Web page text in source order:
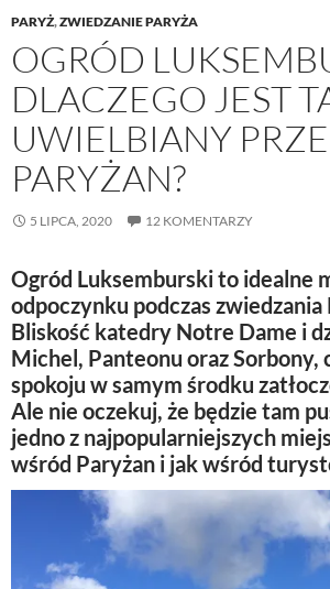
PARYŻ,ZWIEDZANIE PARYŻA
OGRÓD
DLACZEGO JEST
UWIELBIANY
PARYŻAN?
5 LIPCA, 2020 12 KOMENTARZY
Ogród Luksemburskito idealne
odpoczynku podczas zwiedzania
Bliskość katedry Notre Dame i
Michel, Panteonu oraz Sorbony,
spokoju w samym środku
Ale nie oczekuj, że będzie tam
jedno z najpopularniejszych
wśród Paryżan i jak wśród